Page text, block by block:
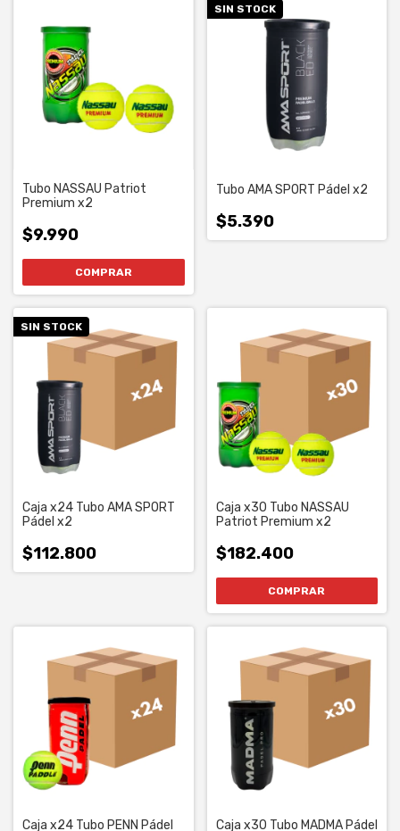
Tubo NASSAU Patriot
Premium x2
$9.990
SIN STOCK
Tubo AMA SPORT Pádel x2
$5.390
SIN STOCK
Caja x24 Tubo AMA SPORT
Pádel x2
$112.800
Caja x30 Tubo NASSAU
Patriot Premium x2
$182.400
Caja x24 Tubo PENN Pádel
Caja x30 Tubo MADMA Pádel